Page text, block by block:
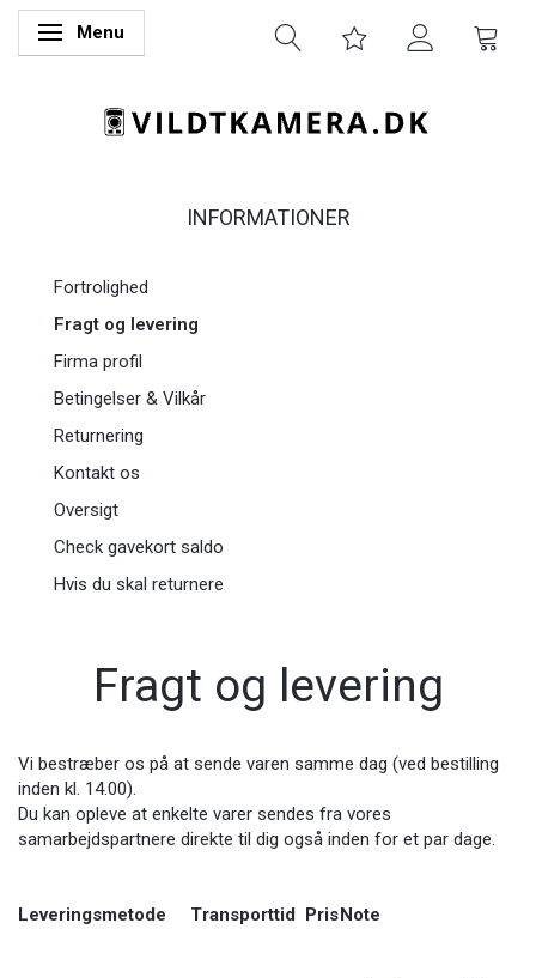
Skifte navigation
Menu
INFORMATIONER
Fortrolighed
Fragt og levering
Firma profil
Betingelser & Vilkår
Returnering
Kontakt os
Oversigt
Check gavekort saldo
Hvis du skal returnere
Fragt og levering
Vi bestræber os på at sende varen samme dag (ved bestilling
inden kl. 14.00).
Du kan opleve at enkelte varer sendes fra vores
samarbejdspartnere direkte til dig også inden for et par dage.
Leveringsmetode Transporttid PrisNote